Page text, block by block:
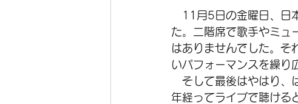
11月5日の金曜日、日
た。二階席で歌手やミュ
はありませんでした。そ
いパフォーマンスを繰り
そして最後はやはり、
年経ってライブで聴ける